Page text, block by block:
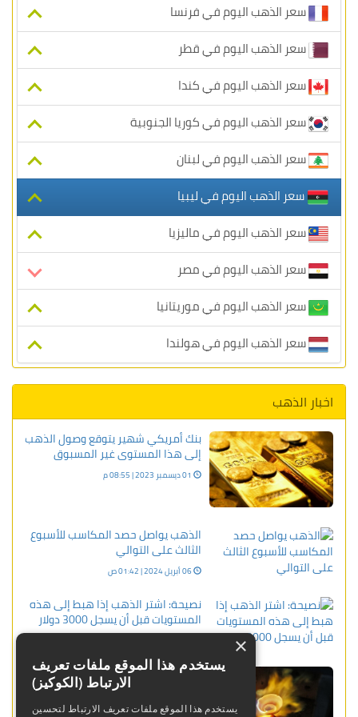
سعر الذهب اليوم في فرنسا
سعر الذهب اليوم في قطر
سعر الذهب اليوم في كندا
سعر الذهب اليوم في كوريا الجنوبية
سعر الذهب اليوم في لبنان
سعر الذهب اليوم في ليبيا
سعر الذهب اليوم في ماليزيا
سعر الذهب اليوم في مصر
سعر الذهب اليوم في موريتانيا
سعر الذهب اليوم في هولندا
اخبار الذهب
بنك أمريكي شهير يتوقع وصول الذهب
إلى هذا المستوى غير المسبوق
الذهب يواصل حصد المكاسب للأسبوع
الثالث على التوالي
نصيحة: اشتر الذهب إذا هبط إلى هذه
المستويات قبل أن يسجل 3000 دولار
العقود الآجلة للذهب انخفضت خلال
30 بنوفمبر 2023 | 11:59 ص
×
يستخدم هذا الموقع ملفات تعريف
الارتباط (الكوكيز)
يستخدم هذا الموقع ملفات تعريف الارتباط لتحسين